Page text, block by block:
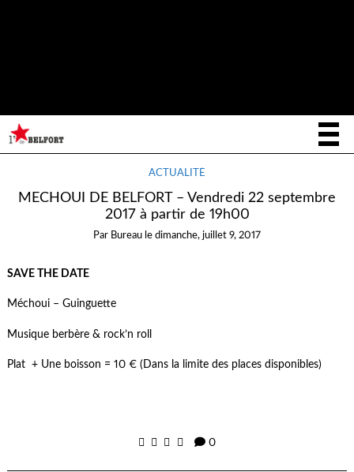
ACTUALITÉ
MECHOUI DE BELFORT – Vendredi 22 septembre
2017 à partir de 19h00
Par Bureau le dimanche, juillet 9, 2017
SAVE THE DATE
Méchoui – Guinguette
Musique berbère & rock’n roll
Plat + Une boisson = 10 € (Dans la limite des places disponibles)
0